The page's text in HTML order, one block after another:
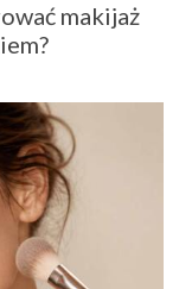
makijaż